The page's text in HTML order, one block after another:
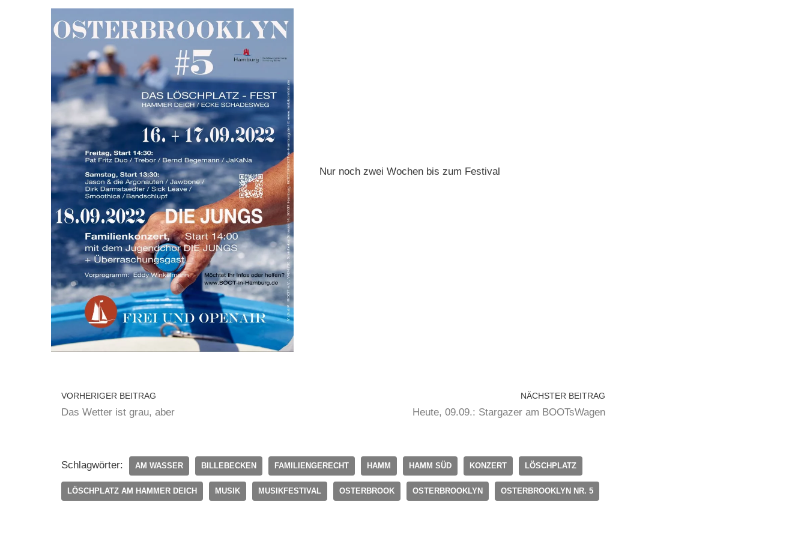
Nur noch zwei Wochen bis zum Festival
VORHERIGER BEITRAG
Das Wetter ist grau, aber
NÄCHSTER BEITRAG
Heute, 09.09.: Stargazer am BOOTsWagen
Schlagwörter: AM WASSER BILLEBECKEN FAMILIENGERECHT HAMM HAMM SÜD KONZERT LÖSCHPLATZ
LÖSCHPLATZ AM HAMMER DEICH MUSIK MUSIKFESTIVAL OSTERBROOK OSTERBROOKLYN OSTERBROOKLYN NR. 5